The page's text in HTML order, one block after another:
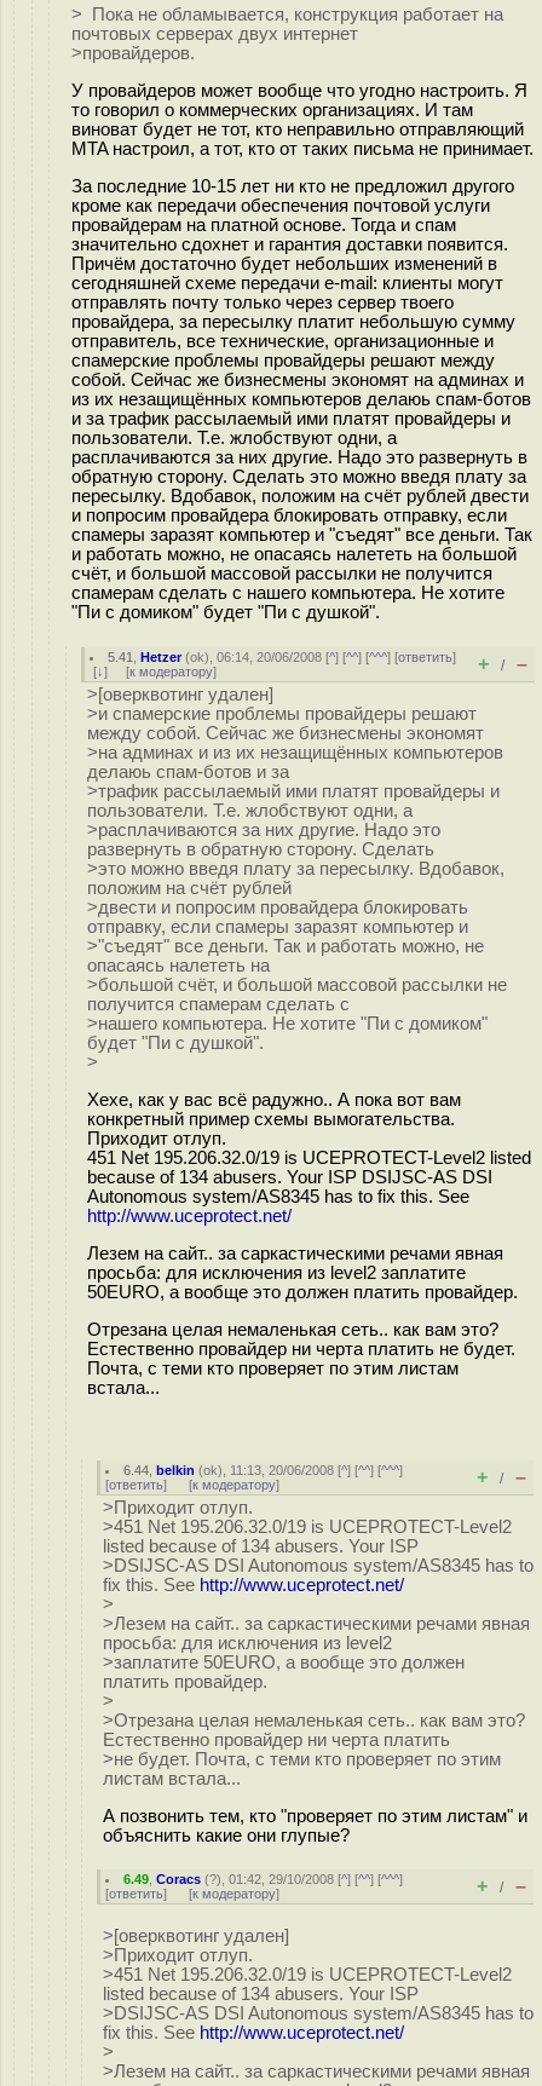
> Пока не обламывается, конструкция работает на
почтовых серверах двух интернет
>провайдеров.
У провайдеров может вообще что угодно настроить. Я
то говорил о коммерческих организациях. И там
виноват будет не тот, кто неправильно отправляющий
MTA настроил, а тот, кто от таких письма не принимает.
За последние 10-15 лет ни кто не предложил другого
кроме как передачи обеспечения почтовой услуги
провайдерам на платной основе. Тогда и спам
значительно сдохнет и гарантия доставки появится.
Причём достаточно будет небольших изменений в
сегодняшней схеме передачи e-mail: клиенты могут
отправлять почту только через сервер твоего
провайдера, за пересылку платит небольшую сумму
отправитель, все технические, организационные и
спамерские проблемы провайдеры решают между
собой. Сейчас же бизнесмены экономят на админах и
из их незащищённых компьютеров делаюь спам-ботов
и за трафик рассылаемый ими платят провайдеры и
пользователи. Т.е. жлобствуют одни, а
расплачиваются за них другие. Надо это развернуть в
обратную сторону. Сделать это можно введя плату за
пересылку. Вдобавок, положим на счёт рублей двести
и попросим провайдера блокировать отправку, если
спамеры заразят компьютер и "съедят" все деньги. Так
и работать можно, не опасаясь налететь на большой
счёт, и большой массовой рассылки не получится
спамерам сделать с нашего компьютера. Не хотите
"Пи с домиком" будет "Пи с душкой".
5.41 ,Hetzer(ok), 06:14, 20/06/2008 [^] [^^] [^^^] [ответить]
[↓] [к модератору] + / –
>[оверквотинг удален]
>и спамерские проблемы провайдеры решают
между собой. Сейчас же бизнесмены экономят
>на админах и из их незащищённых компьютеров
делаюь спам-ботов и за
>трафик рассылаемый ими платят провайдеры и
пользователи. Т.е. жлобствуют одни, а
>расплачиваются за них другие. Надо это
развернуть в обратную сторону. Сделать
>это можно введя плату за пересылку. Вдобавок,
положим на счёт рублей
>двести и попросим провайдера блокировать
отправку, если спамеры заразят компьютер и
>"съедят" все деньги. Так и работать можно, не
опасаясь налететь на
>большой счёт, и большой массовой рассылки не
получится спамерам сделать с
>нашего компьютера. Не хотите "Пи с домиком"
будет "Пи с душкой".
>
Хехе, как у вас всё радужно.. А пока вот вам
конкретный пример схемы вымогательства.
Приходит отлуп.
451 Net 195.206.32.0/19 is UCEPROTECT-Level2 listed
because of 134 abusers. Your ISP DSIJSC-AS DSI
Autonomous system/AS8345 has to fix this. See
http://www.uceprotect.net/
Лезем на сайт.. за саркастическими речами явная
просьба: для исключения из level2 заплатите
50EURO, а вообще это должен платить провайдер.
Отрезана целая немаленькая сеть.. как вам это?
Естественно провайдер ни черта платить не будет.
Почта, с теми кто проверяет по этим листам
встала...
6.44 ,belkin (ok), 11:13, 20/06/2008 [^] [^^] [^^^]
[ответить] [к модератору] + / –
>Приходит отлуп.
>451 Net 195.206.32.0/19 is UCEPROTECT-Level2
listed because of 134 abusers. Your ISP
>DSIJSC-AS DSI Autonomous system/AS8345 has to
fix this. See http://www.uceprotect.net/
>
>Лезем на сайт.. за саркастическими речами явная
просьба: для исключения из level2
>заплатите 50EURO, а вообще это должен
платить провайдер.
>
>Отрезана целая немаленькая сеть.. как вам это?
Естественно провайдер ни черта платить
>не будет. Почта, с теми кто проверяет по этим
листам встала...
А позвонить тем, кто "проверяет по этим листам" и
объяснить какие они глупые?
6.49 ,Coracs (?), 01:42, 29/10/2008 [^] [^^] [^^^]
[ответить] [к модератору] + / –
>[оверквотинг удален]
>Приходит отлуп.
>451 Net 195.206.32.0/19 is UCEPROTECT-Level2
listed because of 134 abusers. Your ISP
>DSIJSC-AS DSI Autonomous system/AS8345 has to
fix this. See http://www.uceprotect.net/
>
>Лезем на сайт.. за саркастическими речами явная